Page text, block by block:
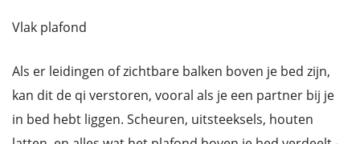
Vlak plafond
Als er leidingen of zichtbare balken boven je bed zijn,
kan dit de qi verstoren, vooral als je een partner bij je
in bed hebt liggen. Scheuren, uitsteeksels, houten